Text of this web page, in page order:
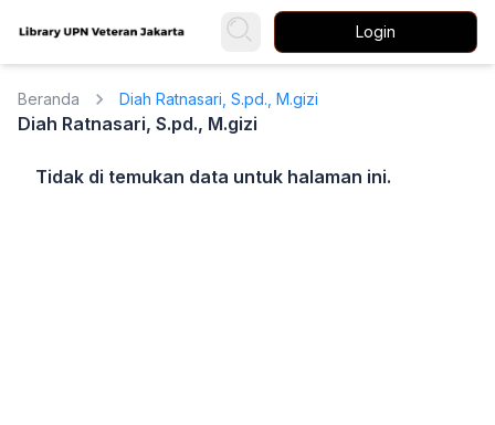
Login
Beranda Diah Ratnasari, S.pd., M.gizi
Diah Ratnasari, S.pd., M.gizi
Tidak di temukan data untuk halaman ini.